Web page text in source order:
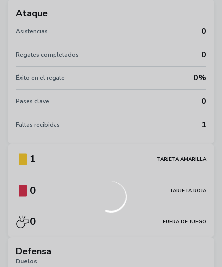
Ataque
Asistencias 0
Regates completados 0
Éxito en el regate 0%
Pases clave 0
Faltas recibidas 1
1 TARJETA AMARILLA
0 TARJETA ROJA
0 FUERA DE JUEGO
Defensa
Duelos